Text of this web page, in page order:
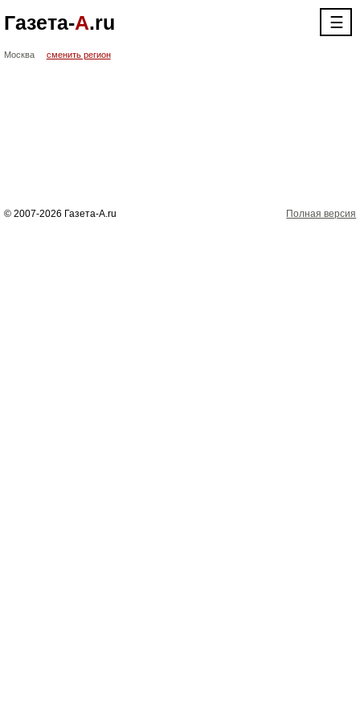
Газета-А.ru ☰
Москва сменить регион
© 2007-2026 Газета-А.ru Полная версия